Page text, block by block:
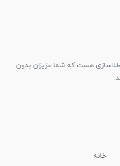
طلاسازی هست که شما عزیزان بدون
خانه